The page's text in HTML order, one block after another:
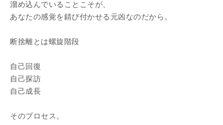
溜め込んでいることこそが、
あなたの感覚を錆び付かせる元凶なのだから。
断捨離とは螺旋階段
自己回復
自己探訪
自己成長
そのプロセス。